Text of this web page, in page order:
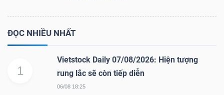
ĐỌC NHIỀU NHẤT
1
Vietstock Daily 07/08/2026: Hiện tượng
rung lắc sẽ còn tiếp diễn
06/08 18:25